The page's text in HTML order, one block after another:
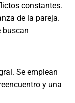
constantes.
de la pareja.
buscan
Se emplean
y una